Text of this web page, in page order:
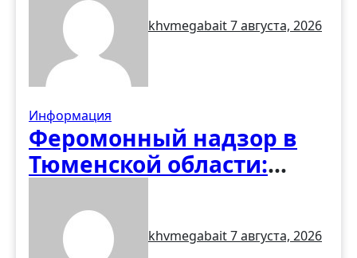
восстановлению
деревянных храмов
khvmegabait7 августа, 2026
Информация
Феромонный надзор в
Тюменской области:
вредителей
khvmegabait7 августа, 2026